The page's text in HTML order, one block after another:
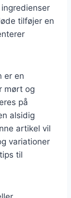
tilføjer en
er en
mørt og
på
alsidig
artikel vil
variationer
til